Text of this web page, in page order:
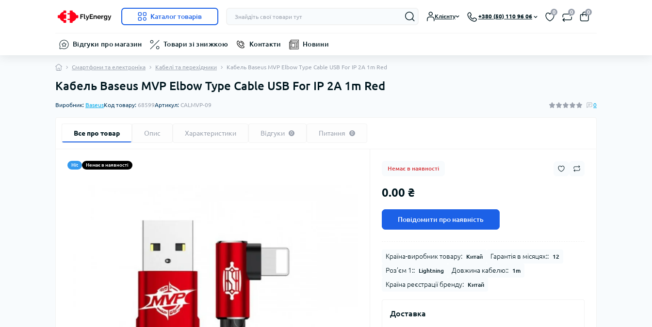
Каталог товарів Клієнту +380 (50) 110 96 06
0 0 0
Відгуки про магазин Товари зі знижкою Контакти Новини
Смартфони та електроніка Кабелі та перехідники Кабель Baseus MVP Elbow Type Cable USB For IP 2A 1m Red
Кабель Baseus MVP Elbow Type Cable USB For IP 2A 1m Red
Виробник: BaseusКод товару: 68599Артикул: CALMVP-09 0
Все про товар Опис Характеристики Відгуки 0 Питання 0
Hit Немає в наявності
Немає в наявності
0.00 ₴
Повідомити про наявність
Країна-виробник товару: Китай Гарантія в місяцях:: 12
Роз’єм 1:: Lightning Довжина кабелю:: 1m
Країна реєстрації бренду: Китай
Доставка